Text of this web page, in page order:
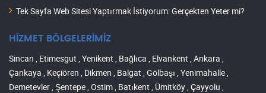
Tek Sayfa Web Sitesi Yaptırmak İstiyorum: Gerçekten Yeter mi?
HİZMET BÖLGELERİMİZ
Sincan , Etimesgut , Yenikent , Bağlıca , Elvankent , Ankara ,
Çankaya , Keçiören , Dikmen , Balgat , Gölbaşı , Yenimahalle ,
Demetevler , Şentepe , Ostim , Batıkent , Ümitköy , Çayyolu ,